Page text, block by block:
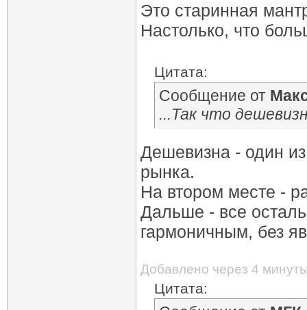
Это старинная
Настолько, что
Цитата:
Сообщение от
...Так что
Дешевизна - один
рынка.
На втором месте -
Дальше - все
гармоничным, без
Добавлено через 4
Цитата: